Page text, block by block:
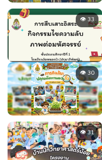
👁 33
👁 30
👁 31